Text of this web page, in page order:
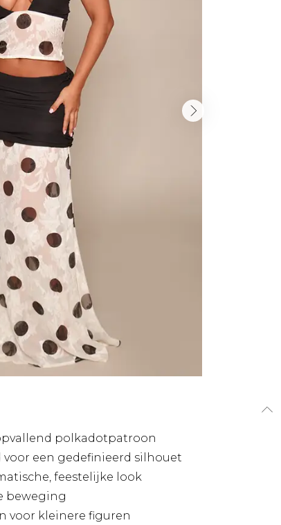
polkadotpatroon
een gedefinieerd silhouet
feestelijke look
beweging
voor kleinere figuren